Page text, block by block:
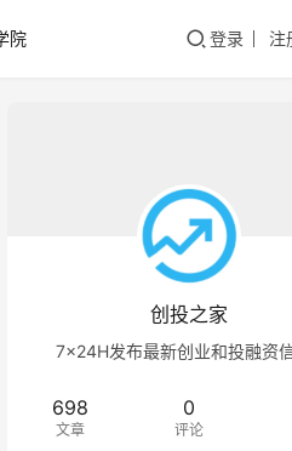
院 登录 注
创投之家
7×24H发布最新创业和投融资
698
文章
0
评论